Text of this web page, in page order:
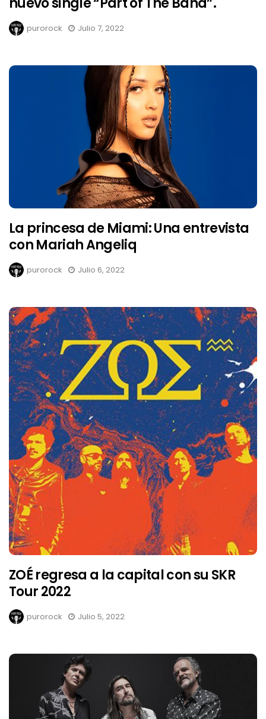
purorock Julio 7, 2022
La princesa de Miami: Una entrevista
con Mariah Angeliq
purorock Julio 6, 2022
ZOÉ regresa a la capital con su SKR
Tour 2022
purorock Julio 5, 2022